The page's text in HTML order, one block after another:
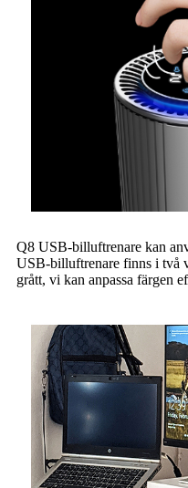
Q8 USB-billuftrenare kan
USB-billuftrenare finns i två
grått, vi kan anpassa färgen